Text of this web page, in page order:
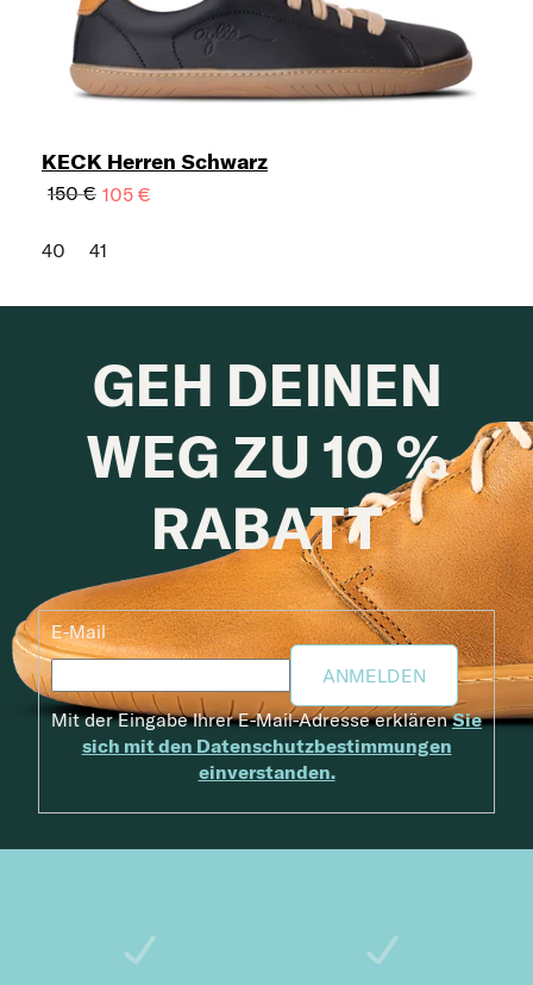
KECK Herren Schwarz
150 € 105 €
40 41
GEH DEINEN
WEG ZU 10 %
RABATT
E-Mail
ANMELDEN
Mit der Eingabe Ihrer E-Mail-Adresse erklärenSie
sich mit den Datenschutzbestimmungen
einverstanden.